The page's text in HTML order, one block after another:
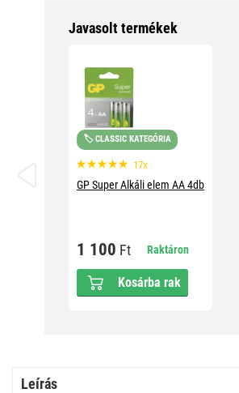
Javasolt termékek
🏷️ CLASSIC KATEGÓRIA
17x
GP Super Alkáli elem AA 4db
1 100 Ft Raktáron
Kosárba rak
Leírás